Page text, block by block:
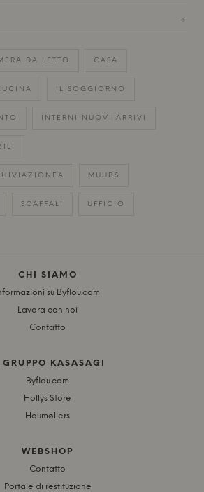
+
DA LETTO CASA
IL SOGGIORNO
INTERNI NUOVI ARRIVI
MUUBS
SCAFFALI UFFICIO
CHI SIAMO
su Byflou.com
Lavora con noi
Contatto
GRUPPO KASASAGI
Byflou.com
Hollys Store
Houmøllers
WEBSHOP
Contatto
Portale di restituzione